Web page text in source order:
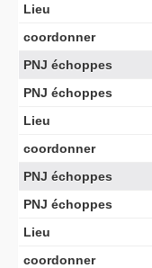
Lieu
coordonner
PNJ échoppes
PNJ échoppes
Lieu
coordonner
PNJ échoppes
PNJ échoppes
Lieu
coordonner